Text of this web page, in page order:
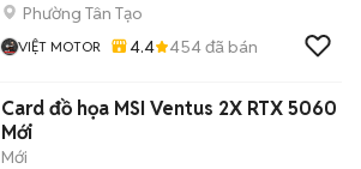
Phường Tân Tạo
VIỆT MOTOR 4.4 454đã bán
Card đồ họa MSI Ventus 2X RTX 5060
Mới
Mới